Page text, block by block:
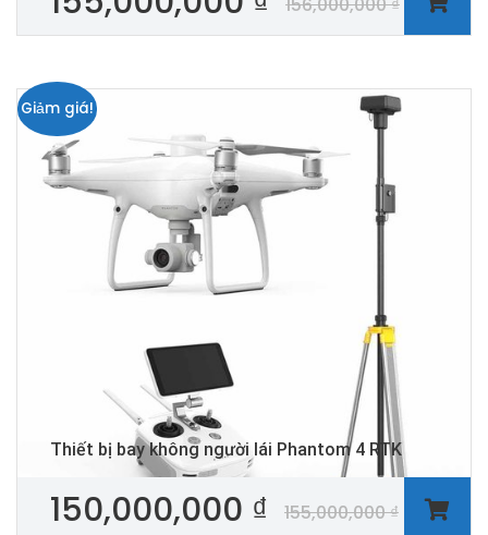
156,000,000₫
Giảm giá!
Thiết bị bay không người lái Phantom 4 RTK
155,000,000₫
150,000,000 ₫